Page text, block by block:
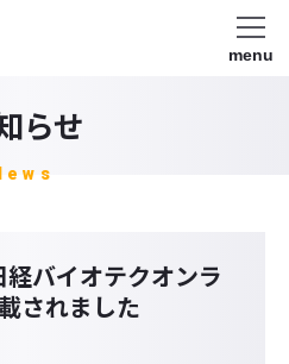
menu
らせ
経バイオテクオンラ
されました